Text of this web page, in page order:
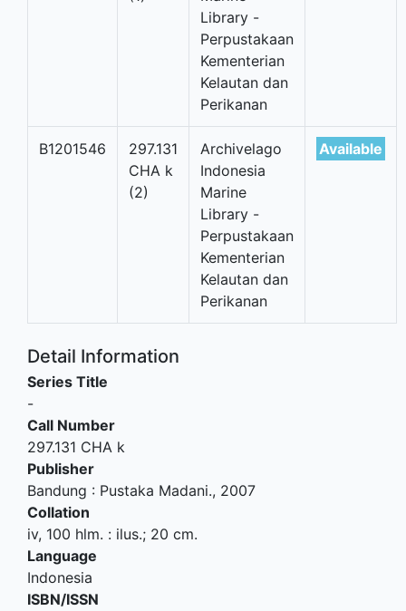
Library -
Perpustakaan
Kementerian
Kelautan dan
Perikanan
B1201546
297.131
CHA k
(2)
Archivelago
Indonesia
Marine
Library -
Perpustakaan
Kementerian
Kelautan dan
Perikanan
Available
Detail Information
Series Title
-
Call Number
297.131 CHA k
Publisher
Bandung : Pustaka Madani., 2007
Collation
iv, 100 hlm. : ilus.; 20 cm.
Language
Indonesia
ISBN/ISSN